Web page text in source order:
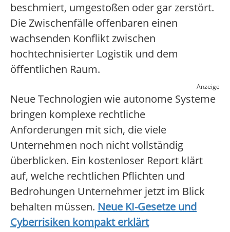
beschmiert, umgestoßen oder gar zerstört.
Die Zwischenfälle offenbaren einen
wachsenden Konflikt zwischen
hochtechnisierter Logistik und dem
öffentlichen Raum.
Anzeige
Neue Technologien wie autonome Systeme
bringen komplexe rechtliche
Anforderungen mit sich, die viele
Unternehmen noch nicht vollständig
überblicken. Ein kostenloser Report klärt
auf, welche rechtlichen Pflichten und
Bedrohungen Unternehmer jetzt im Blick
behalten müssen. Neue KI-Gesetze und
Cyberrisiken kompakt erklärt